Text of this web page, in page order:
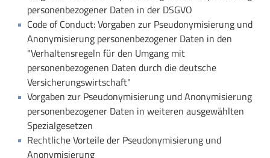
personenbezogener Daten in der DSGVO
Code of Conduct: Vorgaben zur Pseudonymisierung und
Anonymisierung personenbezogener Daten in den
"Verhaltensregeln für den Umgang mit
personenbezogenen Daten durch die deutsche
Versicherungswirtschaft"
Vorgaben zur Pseudonymisierung und Anonymisierung
personenbezogener Daten in weiteren ausgewählten
Spezialgesetzen
Rechtliche Vorteile der Pseudonymisierung und
Anonymisierung